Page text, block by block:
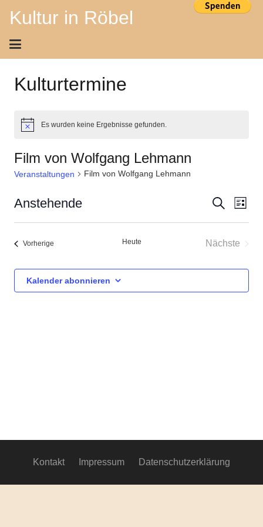
Kultur in Röbel
Kulturtermine
HinweisEs wurden keine Ergebnisse gefunden.
Film von Wolfgang Lehmann
Veranstaltungen Film von Wolfgang Lehmann
Suche
und
Suche
Liste
Anstehende
Datum
Vorherige Heute
Nächste
Kalender abonnieren
Kontakt Impressum Datenschutzerklärung